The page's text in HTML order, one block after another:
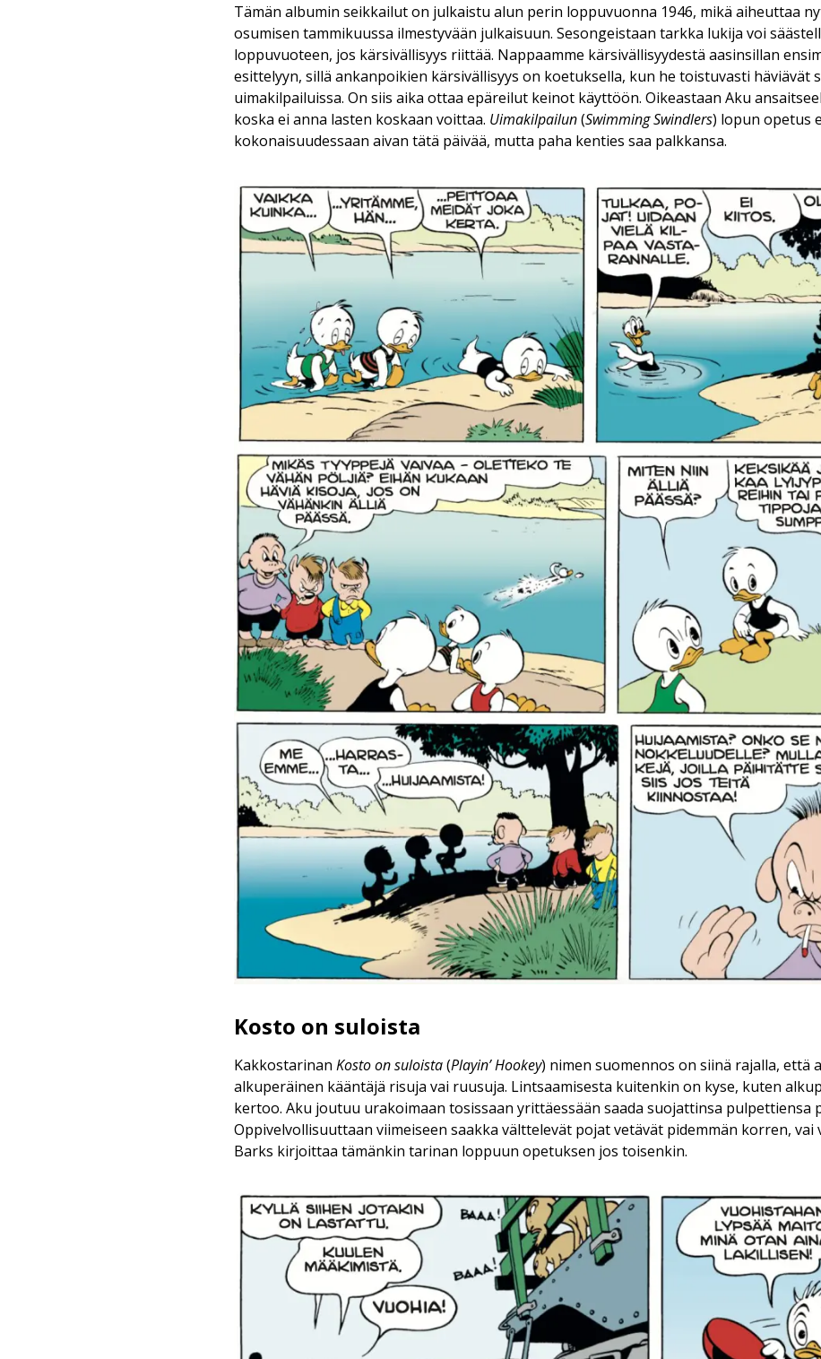
Tämän albumin seikkailut on julkaistu alun perin loppuvuonna 1946, mikä aiheuttaa
osumisen tammikuussa ilmestyvään julkaisuun. Sesongeistaan tarkka lukija voi
loppuvuoteen, jos kärsivällisyys riittää. Nappaamme kärsivällisyydestä aasinsillan
esittelyyn, sillä ankanpoikien kärsivällisyys on koetuksella, kun he toistuvasti häviävät
uimakilpailuissa. On siis aika ottaa epäreilut keinot käyttöön. Oikeastaan Aku
koska ei anna lasten koskaan voittaa. Uimakilpailun(Swimming Swindlers) lopun opetus
kokonaisuudessaan aivan tätä päivää, mutta paha kenties saa palkkansa.
Kosto on suloista
KakkostarinanKosto on suloista(Playin’ Hookey) nimen suomennos on siinä rajalla, että
alkuperäinen kääntäjä risuja vai ruusuja. Lintsaamisesta kuitenkin on kyse, kuten
kertoo. Aku joutuu urakoimaan tosissaan yrittäessään saada suojattinsa pulpettiensa
Oppivelvollisuuttaan viimeiseen saakka välttelevät pojat vetävät pidemmän korren, vai
Barks kirjoittaa tämänkin tarinan loppuun opetuksen jos toisenkin.